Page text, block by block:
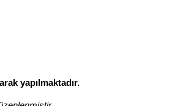
yapılmaktadır.